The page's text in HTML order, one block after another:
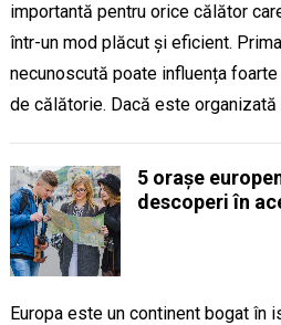
importantă pentru orice călător
într-un mod plăcut și eficient.
necunoscută poate influența
de călătorie. Dacă este organizată
5 orașe
descoperi în
Europa este un continent bogat în